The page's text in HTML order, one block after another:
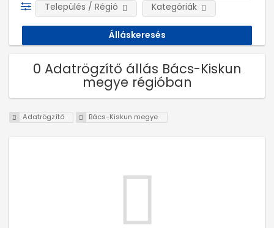
Település / Régió Kategóriák
0 Adatrögzítő állás Bács-Kiskun
megye régióban
Adatrögzítő Bács-Kiskun megye